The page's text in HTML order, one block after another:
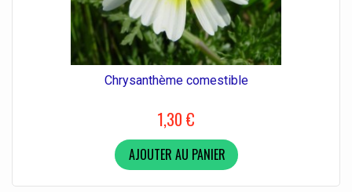
Chrysanthème comestible
1,30 €
AJOUTER AU PANIER